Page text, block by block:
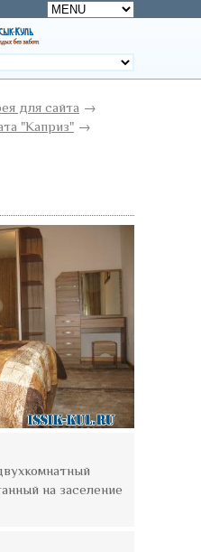
для сайта →
"Каприз" →
на заселение